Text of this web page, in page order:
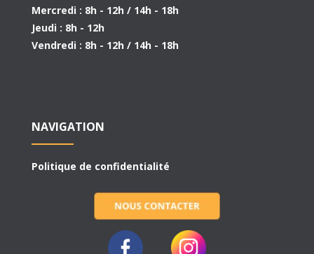
Mercredi : 8h - 12h / 14h - 18h
Jeudi : 8h - 12h
Vendredi : 8h - 12h / 14h - 18h
NAVIGATION
Politique de confidentialité